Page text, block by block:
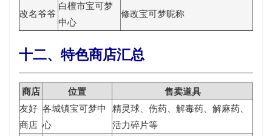
改名爷爷
白檀市宝可梦
中心
修改宝可梦昵称
十二、特色商店汇总
商店 位置
售卖道具
友好
商店
各城镇宝可梦中
心
精灵球、伤药、解毒药、解麻药、
活力碎片等